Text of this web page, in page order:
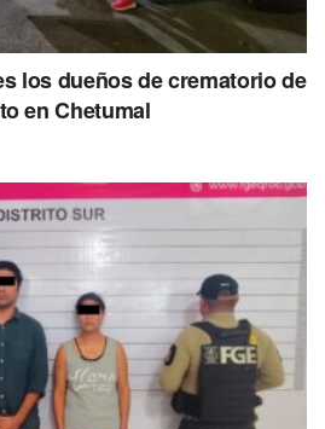
los dueños de crematorio de
en Chetumal